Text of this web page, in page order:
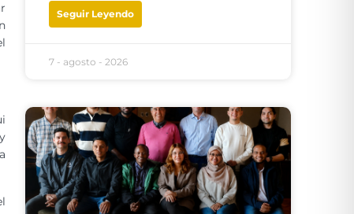
Seguir Leyendo
7 - agosto - 2026